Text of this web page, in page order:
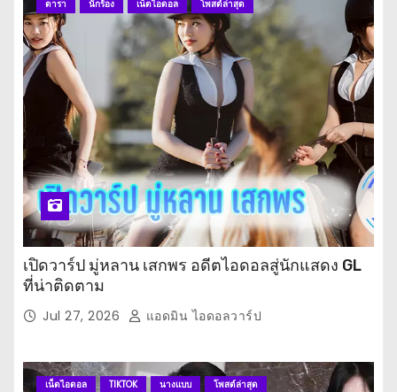
ดารา นักร้อง เน็ตไอดอล โพสต์ล่าสุด
เปิดวาร์ป มู่หลาน เสกพร อดีตไอดอลสู่นักแสดง GL
ที่น่าติดตาม
Jul 27, 2026 แอดมิน ไอดอลวาร์ป
เน็ตไอดอล TIKTOK นางแบบ โพสต์ล่าสุด